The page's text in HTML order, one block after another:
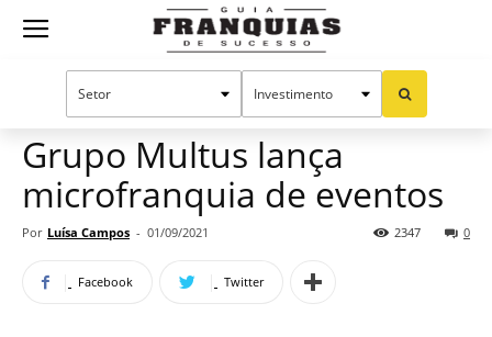
Guia
Franquias baratas Mercado de franquias
Grupo Multus lança
microfranquia de eventos
Por Luísa Campos - 01/09/2021 0
2347
Facebook Twitter